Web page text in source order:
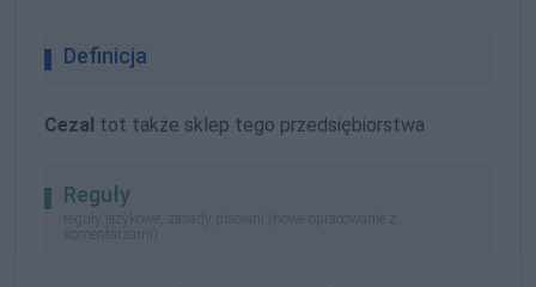
Definicja
Cezal tot także sklep tego przedsiębiorstwa
Reguły
reguły językowe, zasady pisowni (nowe opracowanie z
komentarzami)